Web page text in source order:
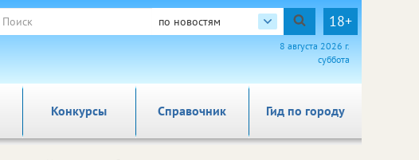
по новостям 18+
8 августа 2026 г.
суббота
Справочник Гид по городу
Конкурсы